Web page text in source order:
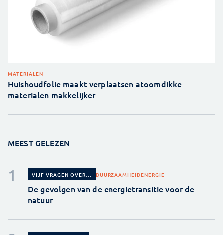
MATERIALEN
Huishoudfolie maakt verplaatsen atoomdikke
materialen makkelijker
MEEST GELEZEN
VIJF VRAGEN OVER... DUURZAAMHEIDENERGIE
De gevolgen van de energietransitie voor de
natuur